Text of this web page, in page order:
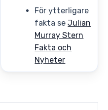
För ytterligare
fakta seJulian
Murray Stern
Fakta och
Nyheter